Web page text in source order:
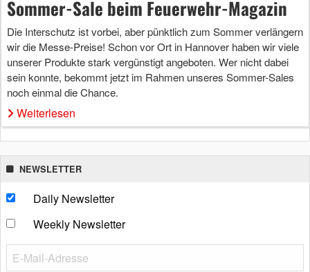
Sommer-Sale beim Feuerwehr-Magazin
Die Interschutz ist vorbei, aber pünktlich zum Sommer verlängern
wir die Messe-Preise! Schon vor Ort in Hannover haben wir viele
unserer Produkte stark vergünstigt angeboten. Wer nicht dabei
sein konnte, bekommt jetzt im Rahmen unseres Sommer-Sales
noch einmal die Chance.
Weiterlesen
NEWSLETTER
Daily Newsletter
Weekly Newsletter